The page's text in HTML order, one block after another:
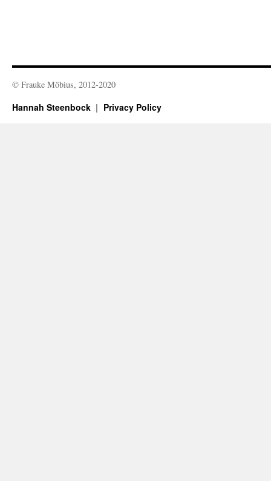
© Frauke Möbius, 2012-2020
Hannah Steenbock Privacy Policy